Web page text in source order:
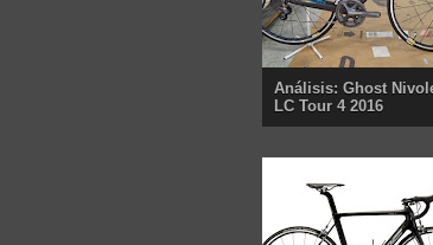
Análisis: Ghost
LC Tour 4 2016